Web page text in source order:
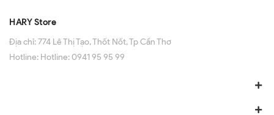
HARY Store
Địa chỉ:774 Lê Thị Tạo, Thốt Nốt, Tp Cần Thơ
Hotline: Hotline: 0941 95 95 99